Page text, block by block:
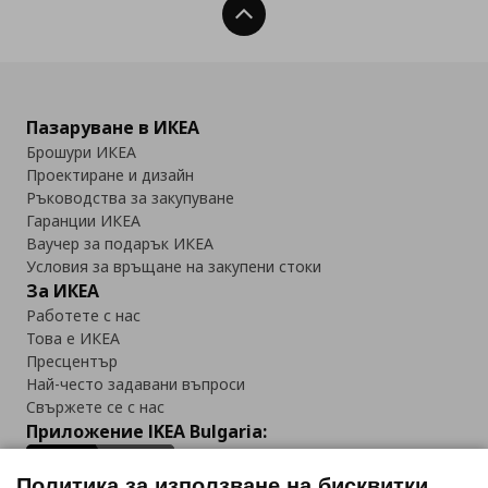
Нагоре
Пазаруване в ИКЕА
Брошури ИКЕА
Проектиране и дизайн
Ръководства за закупуване
Гаранции ИКЕА
Ваучер за подарък ИКЕА
Условия за връщане на закупени стоки
За ИКЕА
Работете с нас
Това е ИКЕА
Пресцентър
Най-често задавани въпроси
Свържете се с нас
Приложение IKEA Bulgaria: